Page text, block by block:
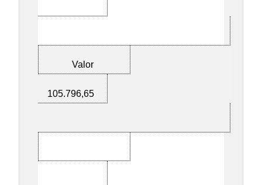
Valor
105.796,65